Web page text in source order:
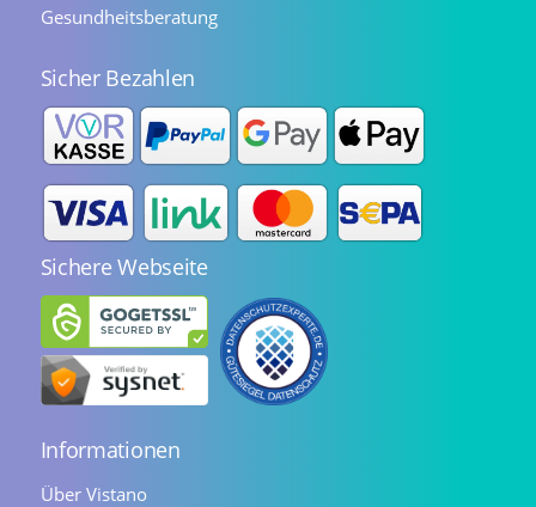
Gesundheitsberatung
Sicher Bezahlen
Sichere Webseite
Informationen
Über Vistano